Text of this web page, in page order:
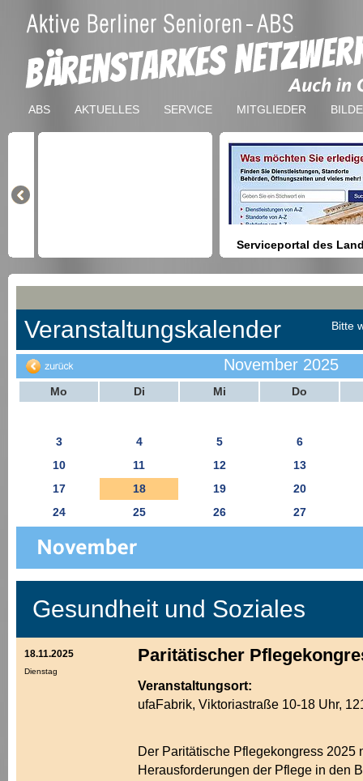
ABS AKTUELLES SERVICE MITGLIEDER
Serviceportal des
Berlin
Anmeldung bei Ämtern usw.
Veranstaltungskalender Bitte
November 2025
Mo Di Mi Do
3 4 5
6
10
11 12
13
17
18 19
20
24
25 26 27
Gesundheit und Soziales
18.11.2025
Dienstag
Paritätischer
Veranstaltungsort:
ufaFabrik, Viktoriastraße 10-18 Uhr,
Der Paritätische Pflegekongress 2025
Herausforderungen der Pflege in den